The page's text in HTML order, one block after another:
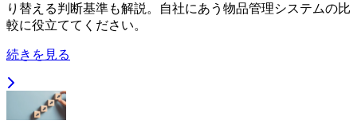
り替える判断基準も解説。自社にあう物品管理システムの比
較に役立ててください。
続きを見る